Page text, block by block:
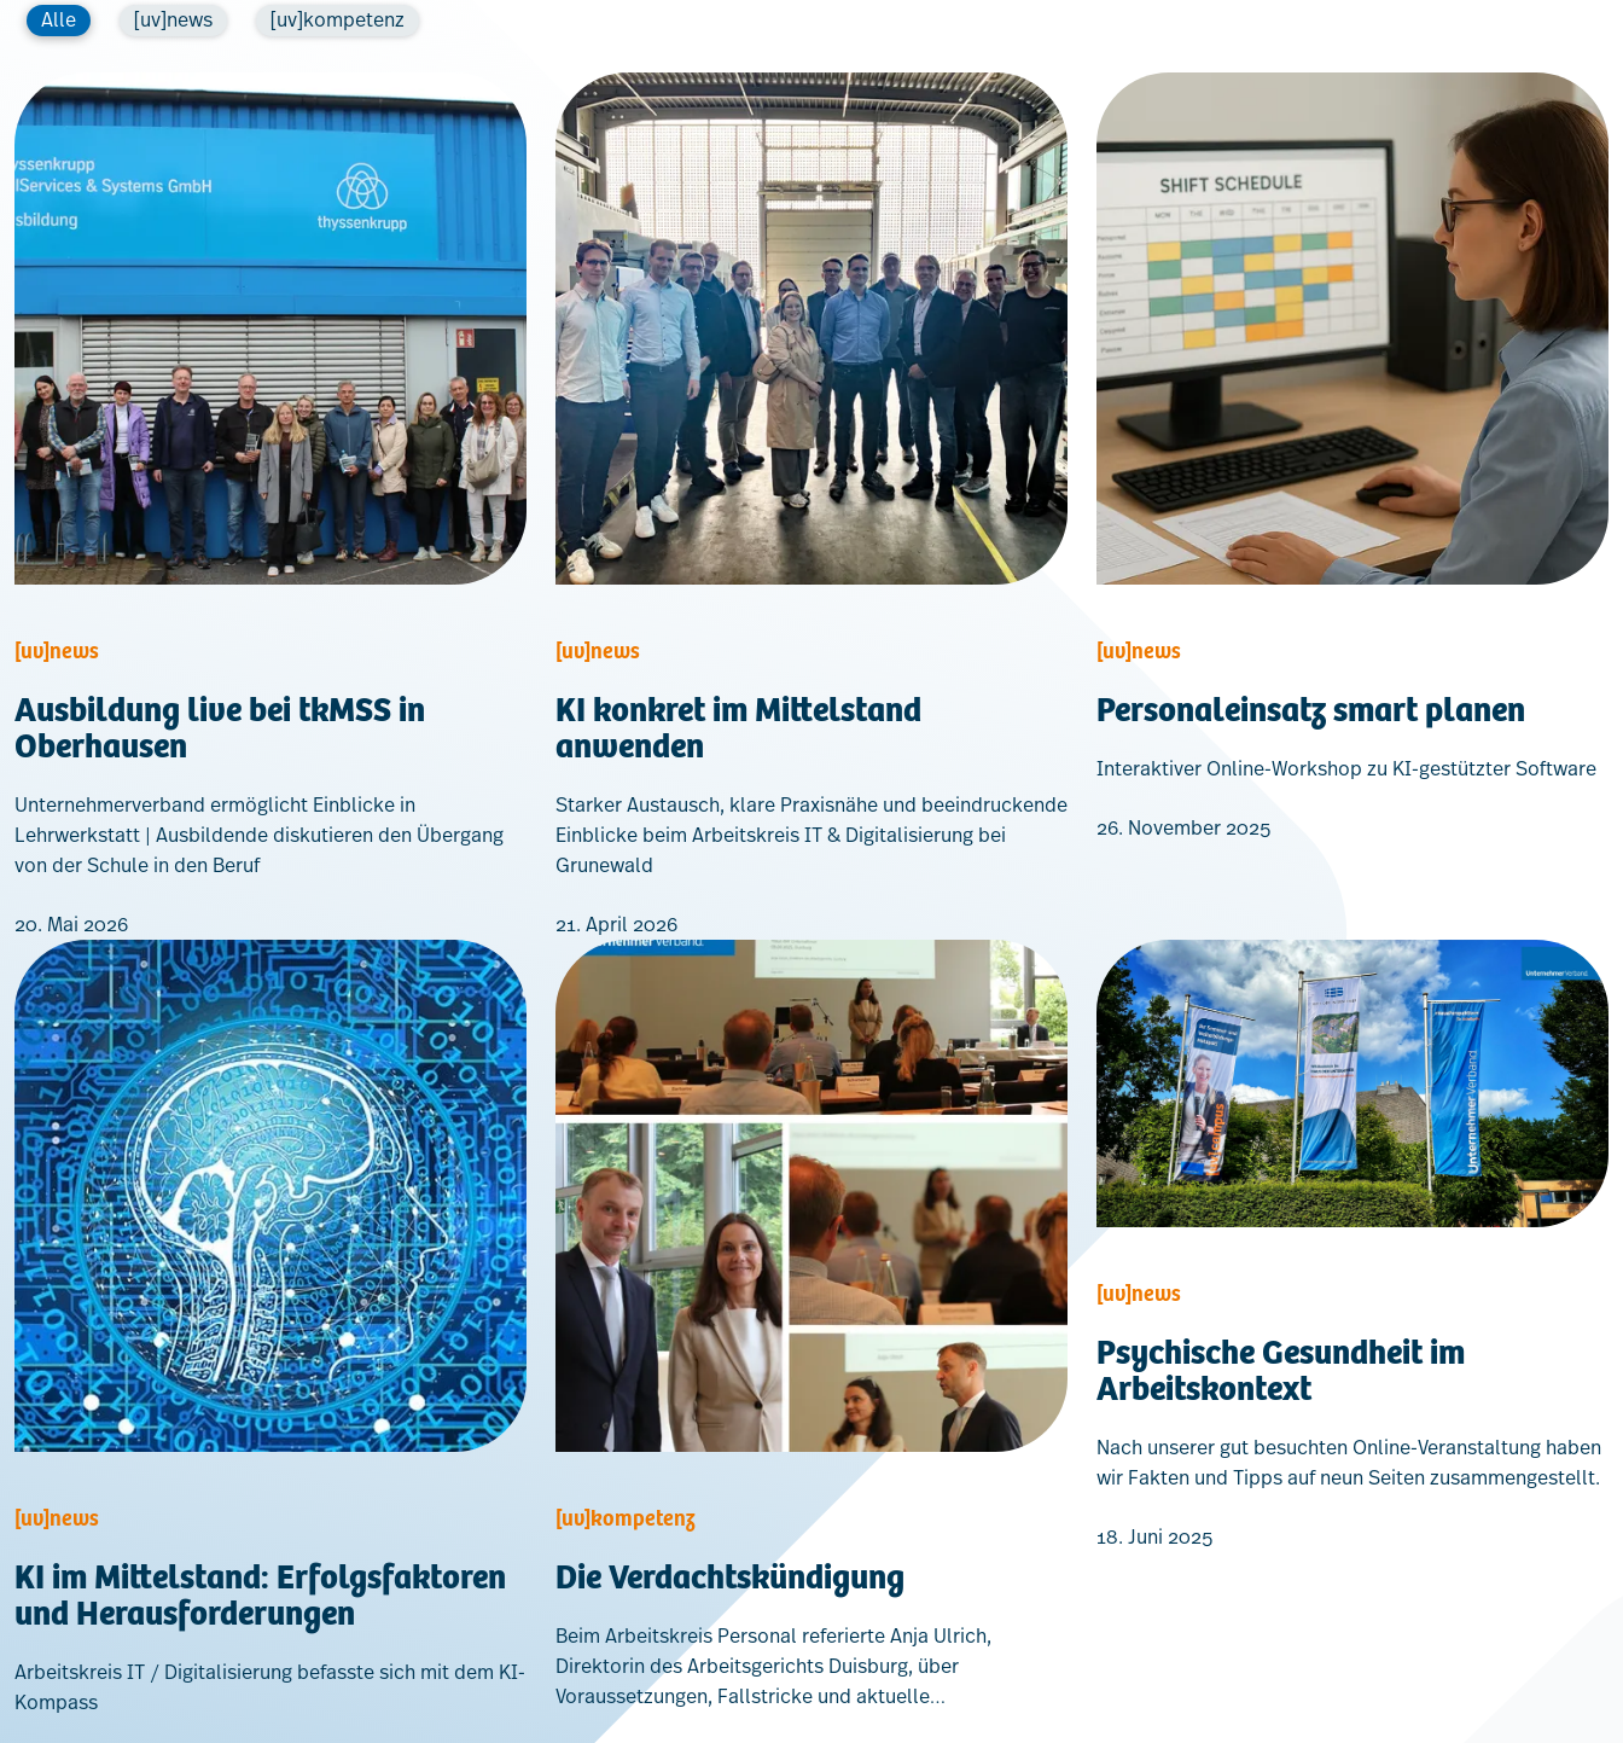
Verband
Kontakt
Alle [uv]news [uv]kompetenz
[uv]news
Ausbildung live bei tkMSS in
Oberhausen
Unternehmerverband ermöglicht Einblicke in
Lehrwerkstatt | Ausbildende diskutieren den Übergang
von der Schule in den Beruf
20. Mai 2026
[uv]news
KI konkret im Mittelstand
anwenden
Starker Austausch, klare Praxisnähe und beeindruckende
Einblicke beim Arbeitskreis IT & Digitalisierung bei
Grunewald
21. April 2026
[uv]news
Personaleinsatz smart planen
Interaktiver Online-Workshop zu KI-gestützter Software
26. November 2025
[uv]news
KI im Mittelstand: Erfolgsfaktoren
und Herausforderungen
Arbeitskreis IT / Digitalisierung befasste sich mit dem KI-
Kompass
[uv]kompetenz
Die Verdachtskündigung
Beim Arbeitskreis Personal referierte Anja Ulrich,
Direktorin des Arbeitsgerichts Duisburg, über
Voraussetzungen, Fallstricke und aktuelle…
[uv]news
Psychische Gesundheit im
Arbeitskontext
Nach unserer gut besuchten Online-Veranstaltung haben
wir Fakten und Tipps auf neun Seiten zusammengestellt.
18. Juni 2025